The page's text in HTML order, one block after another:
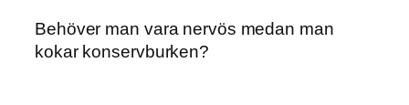
Behöver man vara nervös medan man
kokar konservburken?